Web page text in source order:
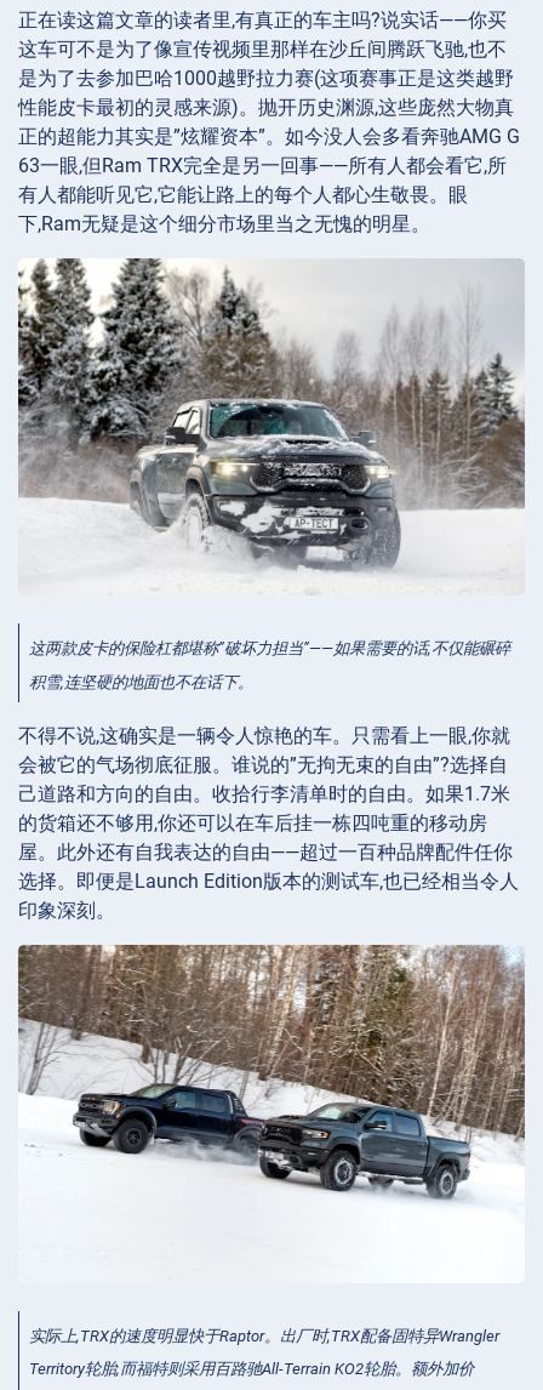
正在读这篇文章的读者里,有真正的车主吗?说实话——你买
这车可不是为了像宣传视频里那样在沙丘间腾跃飞驰,也不
是为了去参加巴哈1000越野拉力赛(这项赛事正是这类越野
性能皮卡最初的灵感来源)。抛开历史渊源,这些庞然大物真
正的超能力其实是”炫耀资本”。如今没人会多看奔驰AMG G
63一眼,但Ram TRX完全是另一回事——所有人都会看它,所
有人都能听见它,它能让路上的每个人都心生敬畏。眼
下,Ram无疑是这个细分市场里当之无愧的明星。
这两款皮卡的保险杠都堪称”破坏力担当”——如果需要的话,不仅能碾碎
积雪,连坚硬的地面也不在话下。
不得不说,这确实是一辆令人惊艳的车。只需看上一眼,你就
会被它的气场彻底征服。谁说的”无拘无束的自由”?选择自
己道路和方向的自由。收拾行李清单时的自由。如果1.7米
的货箱还不够用,你还可以在车后挂一栋四吨重的移动房
屋。此外还有自我表达的自由——超过一百种品牌配件任你
选择。即便是Launch Edition版本的测试车,也已经相当令人
印象深刻。
实际上,TRX的速度明显快于Raptor。出厂时,TRX配备固特异Wrangler
Territory轮胎,而福特则采用百路驰All-Terrain KO2轮胎。额外加价